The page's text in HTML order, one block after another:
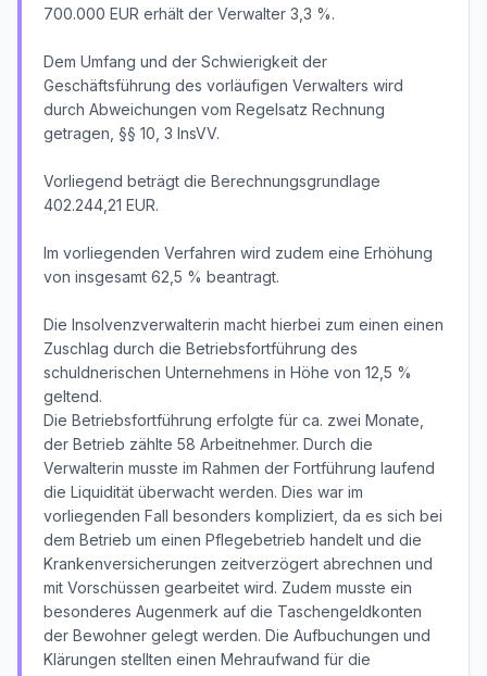
700.000 EUR erhält der Verwalter 3,3 %.
Dem Umfang und der Schwierigkeit der
Geschäftsführung des vorläufigen Verwalters wird
durch Abweichungen vom Regelsatz Rechnung
getragen, §§ 10, 3 InsVV.
Vorliegend beträgt die Berechnungsgrundlage
402.244,21 EUR.
Im vorliegenden Verfahren wird zudem eine Erhöhung
von insgesamt 62,5 % beantragt.
Die Insolvenzverwalterin macht hierbei zum einen einen
Zuschlag durch die Betriebsfortführung des
schuldnerischen Unternehmens in Höhe von 12,5 %
geltend.
Die Betriebsfortführung erfolgte für ca. zwei Monate,
der Betrieb zählte 58 Arbeitnehmer. Durch die
Verwalterin musste im Rahmen der Fortführung laufend
die Liquidität überwacht werden. Dies war im
vorliegenden Fall besonders kompliziert, da es sich bei
dem Betrieb um einen Pflegebetrieb handelt und die
Krankenversicherungen zeitverzögert abrechnen und
mit Vorschüssen gearbeitet wird. Zudem musste ein
besonderes Augenmerk auf die Taschengeldkonten
der Bewohner gelegt werden. Die Aufbuchungen und
Klärungen stellten einen Mehraufwand für die